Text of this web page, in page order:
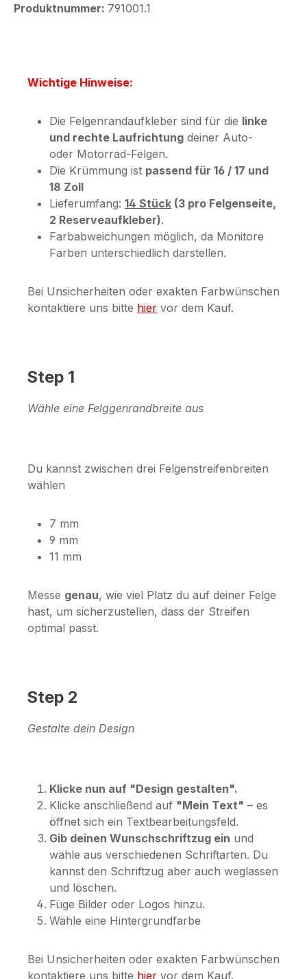
Produktnummer: 791001.1
Wichtige Hinweise:
Die Felgenrandaufkleber sind für die linke
und rechte Laufrichtung deiner Auto-
oder Motorrad-Felgen.
Die Krümmung ist passend für 16 / 17 und
18 Zoll
Lieferumfang: 14 Stück (3 pro Felgenseite,
2 Reserveaufkleber).
Farbabweichungen möglich, da Monitore
Farben unterschiedlich darstellen.
Bei Unsicherheiten oder exakten Farbwünschen
kontaktiere uns bitte hier vor dem Kauf.
Step 1
Wähle eine Felggenrandbreite aus
Du kannst zwischen drei Felgenstreifenbreiten
wählen
7 mm
9 mm
11 mm
Messe genau, wie viel Platz du auf deiner Felge
hast, um sicherzustellen, dass der Streifen
optimal passt.
Step 2
Gestalte dein Design
Klicke nun auf "Design gestalten".
Klicke anschließend auf "Mein Text" – es
öffnet sich ein Textbearbeitungsfeld.
Gib deinen Wunschschriftzug ein und
wähle aus verschiedenen Schriftarten. Du
kannst den Schriftzug aber auch weglassen
und löschen.
Füge Bilder oder Logos hinzu.
Wähle eine Hintergrundfarbe
Bei Unsicherheiten oder exakten Farbwünschen
kontaktiere uns bitte hier vor dem Kauf.